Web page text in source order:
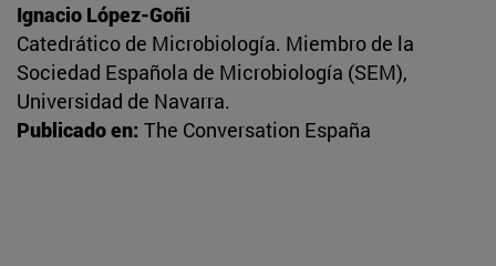
Ignacio López-Goñi
Catedrático de Microbiología. Miembro de la
Sociedad Española de Microbiología (SEM),
Universidad de Navarra.
Publicado en: The Conversation España